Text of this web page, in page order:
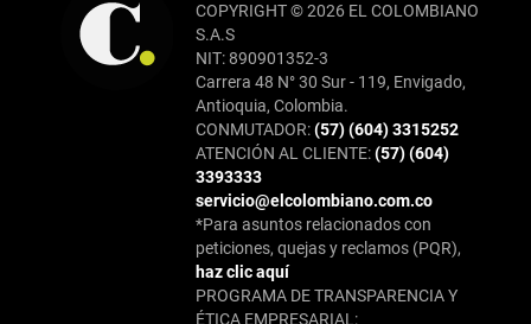
COPYRIGHT © 2026 EL COLOMBIANO
S.A.S
NIT: 890901352-3
Carrera 48 N° 30 Sur - 119, Envigado,
Antioquia, Colombia.
CONMUTADOR:(57) (604) 3315252
ATENCIÓN AL CLIENTE:(57) (604)
3393333
servicio@elcolombiano.com.co
*Para asuntos relacionados con
peticiones, quejas y reclamos (PQR),
haz clic aquí
PROGRAMA DE TRANSPARENCIA Y
ÉTICA EMPRESARIAL: